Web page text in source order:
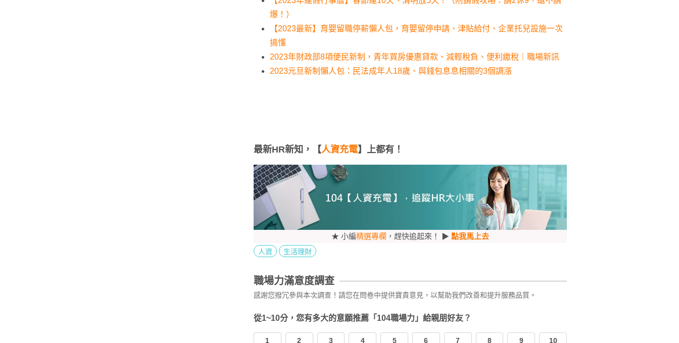
爆！）
【2023最新】育嬰留職停薪懶人包，育嬰留停申請、津貼給付、企業托兒設施一次
搞懂
2023年財政部8項便民新制，青年買房優惠貸款、減輕稅負、便利繳稅｜職場新訊
2023元旦新制懶人包：民法成年人18歲、與錢包息息相關的3個調漲
最新HR新知，【人資充電】上都有！
★ 小編精選專欄 ，趕快追起來！ ▶ 點我馬上去
人資 生活理財
職場力滿意度調查
感謝您撥冗參與本次調查！請您在問卷中提供寶貴意見，以幫助我們改善和提升服務品質。
從1~10分，您有多大的意願推薦「104職場力」給親朋好友？
1 2 3 4 5 6 7 8 9 10